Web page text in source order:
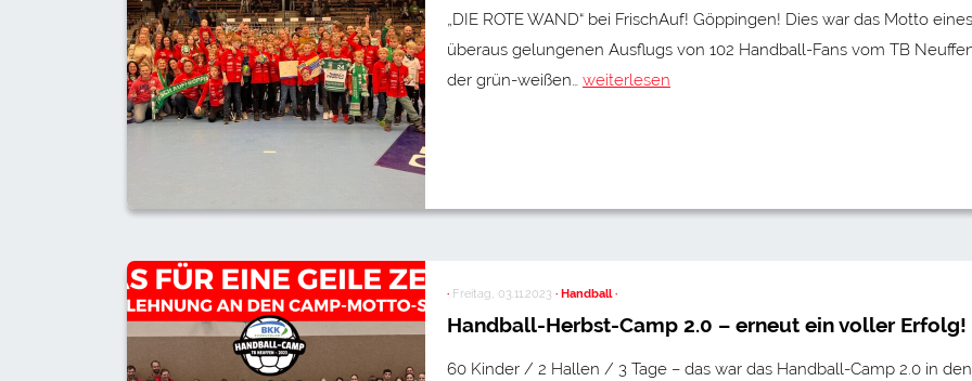
„DIE ROTE WAND“ bei FrischAuf! Göppingen! Dies war das Motto eines
überaus gelungenen Ausflugs von 102 Handball-Fans vom TB
der grün-weißen… weiterlesen
·Freitag, 03.11.2023 · Handball ·
Handball-Herbst-Camp 2.0 – erneut ein voller Erfolg!
60 Kinder / 2 Hallen / 3 Tage – das war das Handball-Camp 2.0 in den